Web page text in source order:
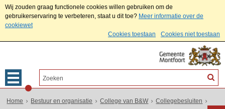
Wij zouden graag functionele cookies willen gebruiken om de
gebruikerservaring te verbeteren, staat u dit toe? Meer informatie over de
cookiewet
Cookies toestaan
Cookies niet toestaan
Home Bestuur en organisatie College van B&W
Collegebesluiten